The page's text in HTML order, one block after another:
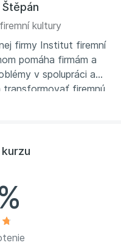
kultury
firmy Institut firemní
pomáha firmám a
v spolupráci a
transformovať firemnú
fungovanie
alebo si vypočujte
newsletter
MarekŠtěpán